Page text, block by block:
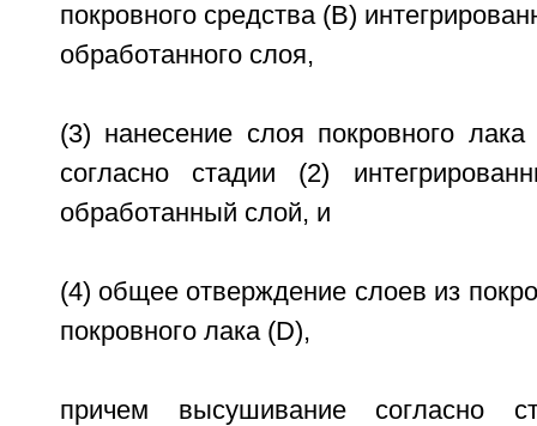
покровного средства (В)
обработанного слоя,
(3) нанесение слоя покровного
согласно стадии (2)
обработанный слой, и
(4) общее отверждение слоев из
покровного лака (D),
причем высушивание согласно